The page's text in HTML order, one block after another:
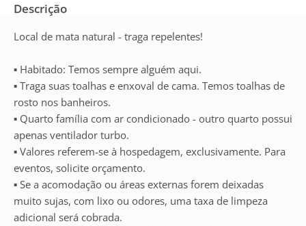
Descrição
Local de mata natural - traga repelentes!
▪︎ Habitado: Temos sempre alguém aqui.
▪︎ Traga suas toalhas e enxoval de cama. Temos toalhas de
rosto nos banheiros.
▪︎ Quarto família com ar condicionado - outro quarto possui
apenas ventilador turbo.
▪︎ Valores referem-se à hospedagem, exclusivamente. Para
eventos, solicite orçamento.
▪︎ Se a acomodação ou áreas externas forem deixadas
muito sujas, com lixo ou odores, uma taxa de limpeza
adicional será cobrada.